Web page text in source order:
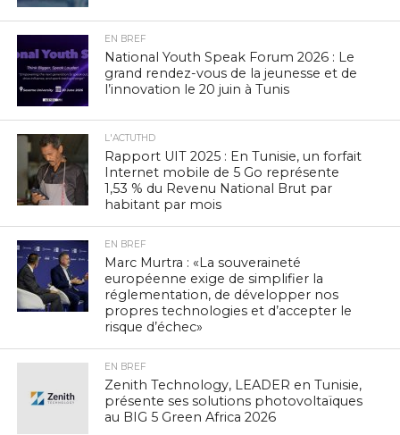
EN BREF
National Youth Speak Forum 2026 : Le
grand rendez-vous de la jeunesse et de
l’innovation le 20 juin à Tunis
L'ACTUTHD
Rapport UIT 2025 : En Tunisie, un forfait
Internet mobile de 5 Go représente
1,53 % du Revenu National Brut par
habitant par mois
EN BREF
Marc Murtra : «La souveraineté
européenne exige de simplifier la
réglementation, de développer nos
propres technologies et d’accepter le
risque d’échec»
EN BREF
Zenith Technology, LEADER en Tunisie,
présente ses solutions photovoltaïques
au BIG 5 Green Africa 2026